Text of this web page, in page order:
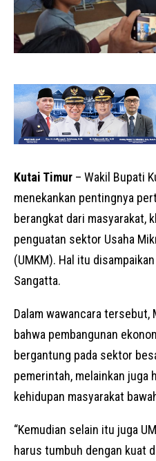
Kutai Timur – Wakil Bupati
menekankan pentingnya
berangkat dari masyarakat,
penguatan sektor Usaha
(UMKM). Hal itu
Sangatta.
Dalam wawancara tersebut,
bahwa pembangunan
bergantung pada sektor
pemerintah, melainkan juga
kehidupan masyarakat
“Kemudian selain itu juga
harus tumbuh dengan kuat